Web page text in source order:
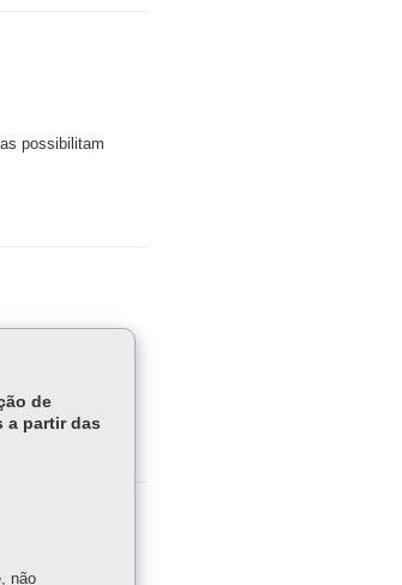
possibilitam
de
a partir das
não